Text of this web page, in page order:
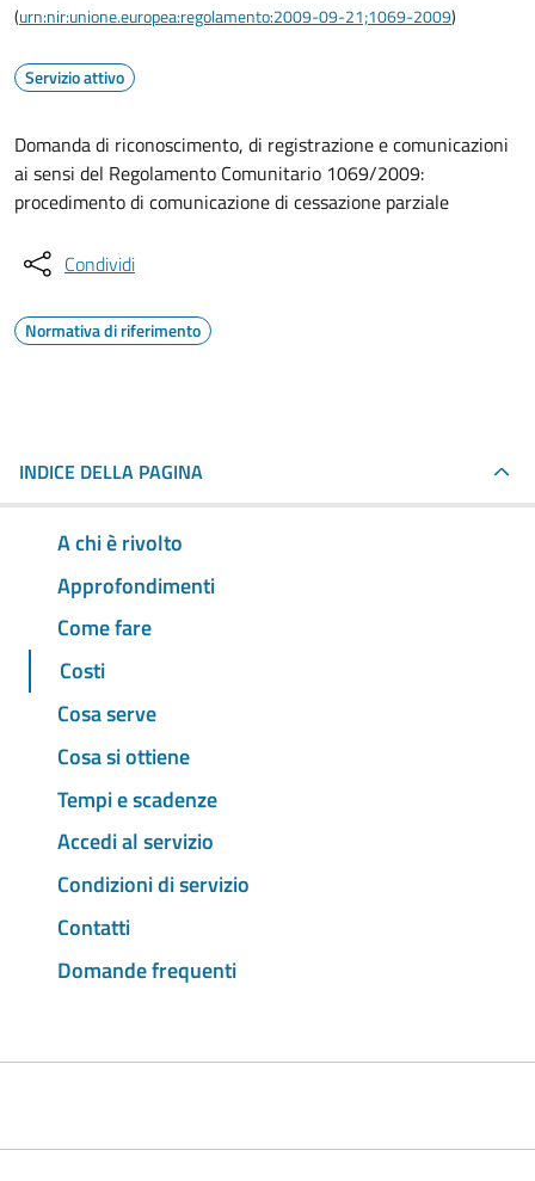
(urn:nir:unione.europea:regolamento:2009-09-21;1069-2009)
Servizio attivo
Domanda di riconoscimento, di registrazione e comunicazioni
ai sensi del Regolamento Comunitario 1069/2009:
procedimento di comunicazione di cessazione parziale
Condividi
Normativa di riferimento
INDICE DELLA PAGINA
A chi è rivolto
Approfondimenti
Come fare
Costi
Cosa serve
Cosa si ottiene
Tempi e scadenze
Accedi al servizio
Condizioni di servizio
Contatti
Domande frequenti